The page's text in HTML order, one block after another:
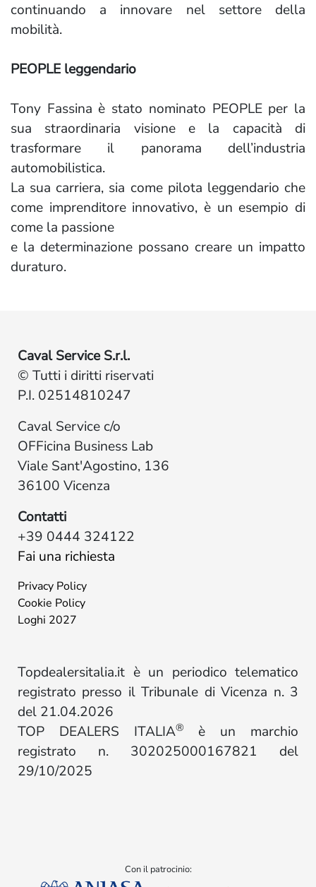
continuando a innovare nel settore della
mobilità.
PEOPLE leggendario
Tony Fassina è stato nominato PEOPLE per la
sua straordinaria visione e la capacità di
trasformare il panorama dell’industria
automobilistica.
La sua carriera, sia come pilota leggendario che
come imprenditore innovativo, è un esempio di
come la passione
e la determinazione possano creare un impatto
duraturo.
Caval Service S.r.l.
© Tutti i diritti riservati
P.I. 02514810247
Caval Service c/o
OFFicina Business Lab
Viale Sant'Agostino, 136
36100 Vicenza
Contatti
+39 0444 324122
Fai una richiesta
Privacy Policy
Cookie Policy
Loghi 2027
Topdealersitalia.it è un periodico telematico
registrato presso il Tribunale di Vicenza n. 3
del 21.04.2026
TOP DEALERS ITALIA®
è un marchio
registrato n. 302025000167821 del
29/10/2025
Con il patrocinio: